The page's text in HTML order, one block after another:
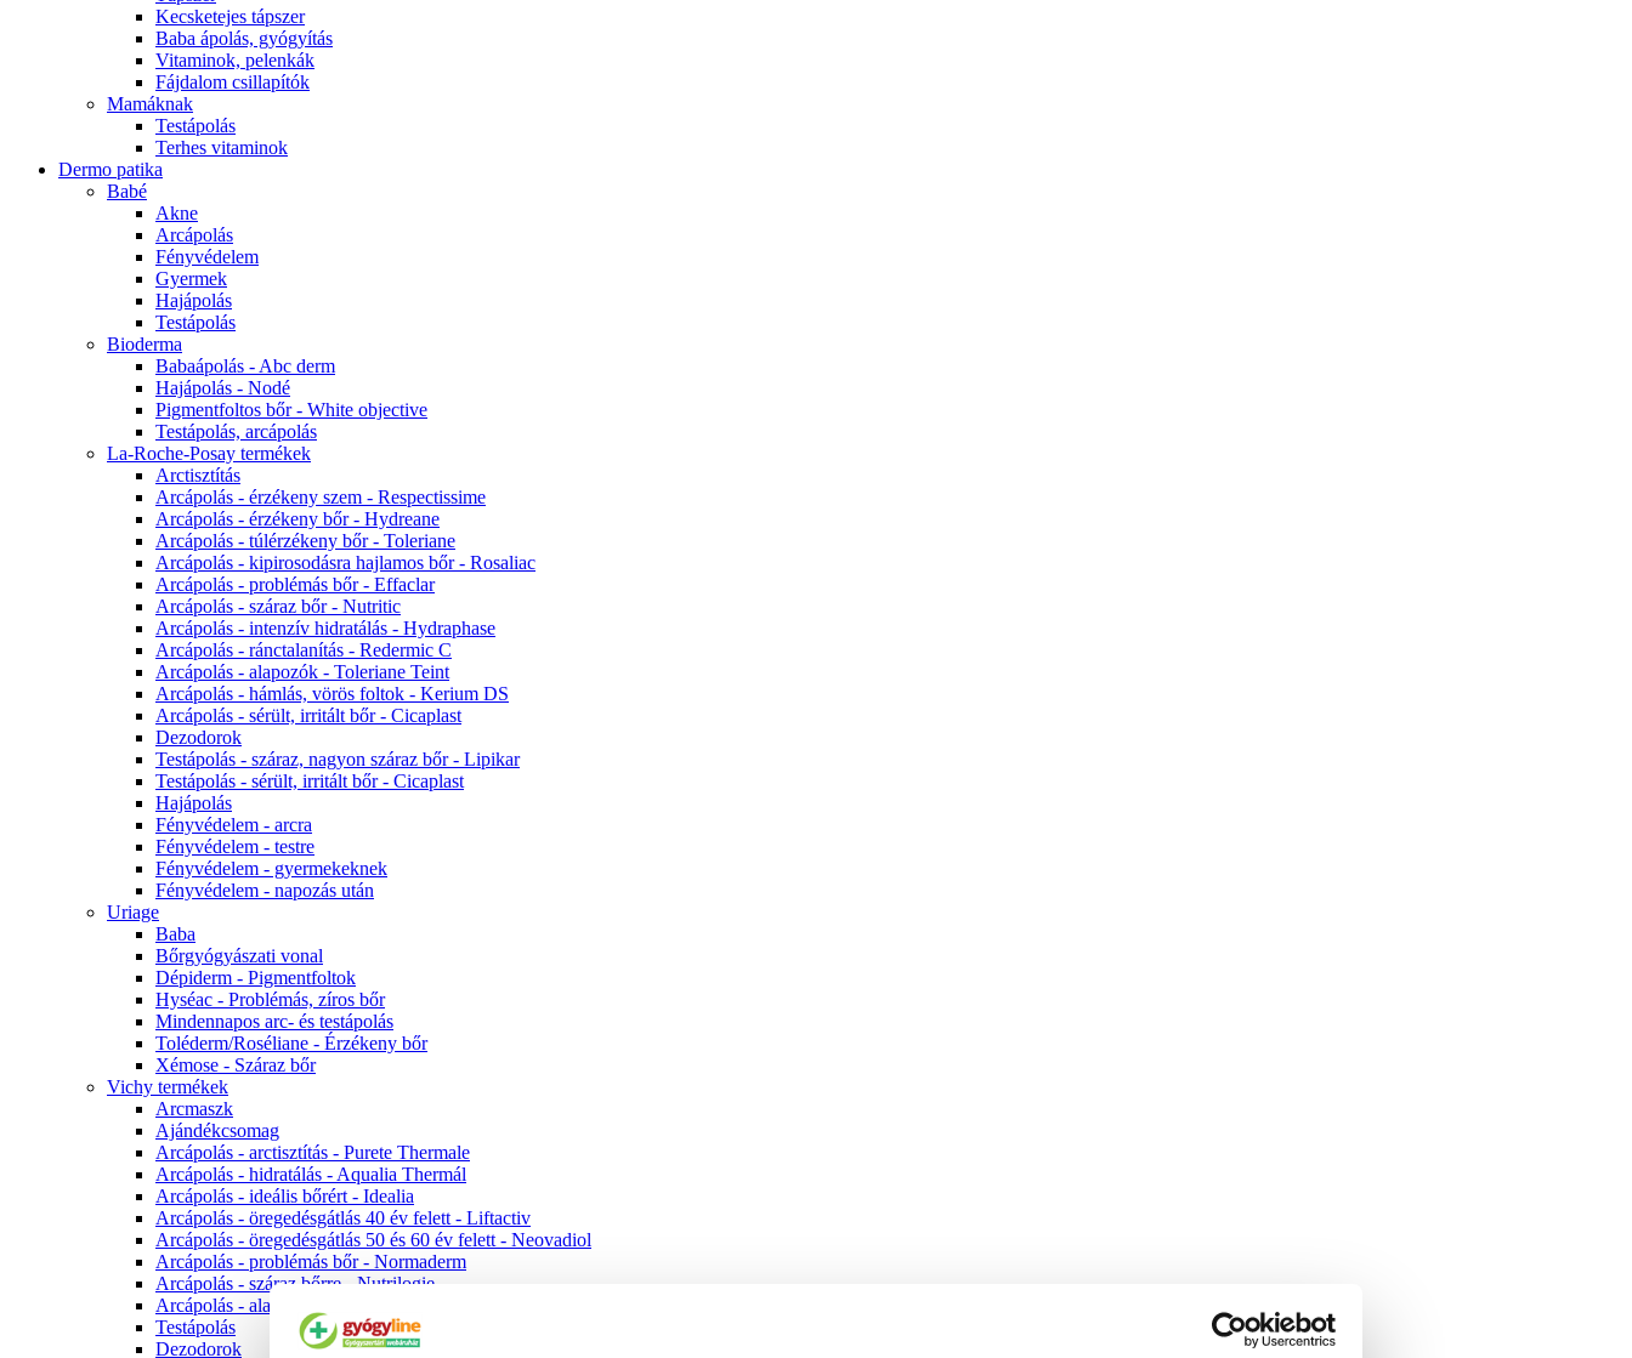
Kecsketejes tápszer
Baba ápolás, gyógyítás
Vitaminok, pelenkák
Fájdalom csillapítók
Mamáknak
Testápolás
Terhes vitaminok
Dermo patika
Babé
Akne
Arcápolás
Fényvédelem
Gyermek
Hajápolás
Testápolás
Bioderma
Babaápolás - Abc derm
Hajápolás - Nodé
Pigmentfoltos bőr - White objective
Testápolás, arcápolás
La-Roche-Posay termékek
Arctisztítás
Arcápolás - érzékeny szem - Respectissime
Arcápolás - érzékeny bőr - Hydreane
Arcápolás - túlérzékeny bőr - Toleriane
Arcápolás - kipirosodásra hajlamos bőr - Rosaliac
Arcápolás - problémás bőr - Effaclar
Arcápolás - száraz bőr - Nutritic
Arcápolás - intenzív hidratálás - Hydraphase
Arcápolás - ránctalanítás - Redermic C
Arcápolás - alapozók - Toleriane Teint
Arcápolás - hámlás, vörös foltok - Kerium DS
Arcápolás - sérült, irritált bőr - Cicaplast
Dezodorok
Testápolás - száraz, nagyon száraz bőr - Lipikar
Testápolás - sérült, irritált bőr - Cicaplast
Hajápolás
Fényvédelem - arcra
Fényvédelem - testre
Fényvédelem - gyermekeknek
Fényvédelem - napozás után
Uriage
Baba
Bőrgyógyászati vonal
Dépiderm - Pigmentfoltok
Hyséac - Problémás, zíros bőr
Mindennapos arc- és testápolás
Toléderm/Roséliane - Érzékeny bőr
Xémose - Száraz bőr
Vichy termékek
Arcmaszk
Ajándékcsomag
Arcápolás - arctisztítás - Purete Thermale
Arcápolás - hidratálás - Aqualia Thermál
Arcápolás - ideális bőrért - Idealia
Arcápolás - öregedésgátlás 40 év felett - Liftactiv
Arcápolás - öregedésgátlás 50 és 60 év felett - Neovadiol
Arcápolás - problémás bőr - Normaderm
Arcápolás - száraz bőrre - Nutrilogie
Arcápolás - alapozók
Testápolás
Dezodorok